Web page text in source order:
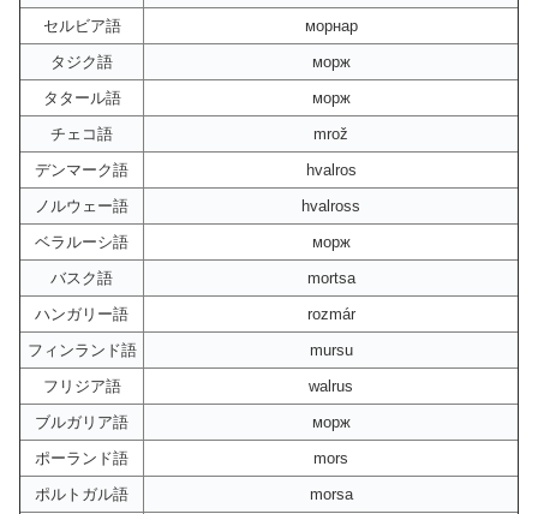
セルビア語
морнар
タジク語
морж
タタール語
морж
チェコ語
mrož
デンマーク語
hvalros
ノルウェー語
hvalross
ベラルーシ語
морж
バスク語
mortsa
ハンガリー語
rozmár
フィンランド語
mursu
フリジア語
walrus
ブルガリア語
морж
ポーランド語
mors
ポルトガル語
morsa